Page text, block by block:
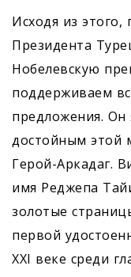
Исходя из этого,
Президента
Нобелевскую
поддерживаем
предложения. Он
достойным этой
Герой-Аркадаг.
имя Реджепа
золотые
первой
XXI веке среди